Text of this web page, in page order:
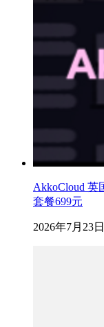
AkkoCloud 英
套餐699元
2026年7月23日